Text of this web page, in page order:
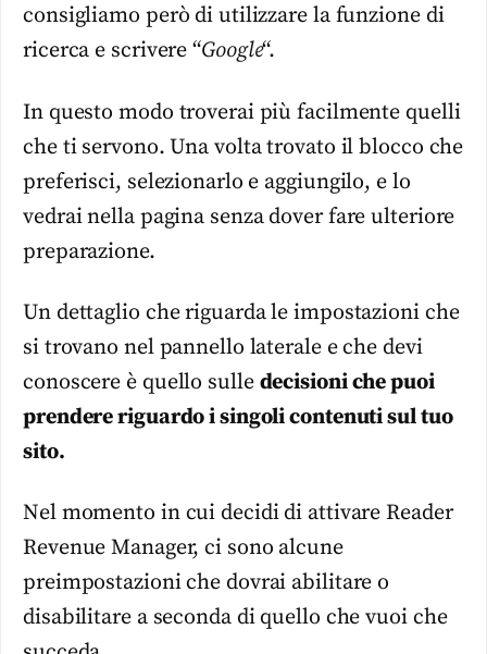
consigliamo però di utilizzare la funzione di
ricerca e scrivere “Google“.
In questo modo troverai più facilmente quelli
che ti servono. Una volta trovato il blocco che
preferisci, selezionarlo e aggiungilo, e lo
vedrai nella pagina senza dover fare ulteriore
preparazione.
Un dettaglio che riguarda le impostazioni che
si trovano nel pannello laterale e che devi
conoscere è quello sulle decisioni che puoi
prendere riguardo i singoli contenuti sul tuo
sito.
Nel momento in cui decidi di attivare Reader
Revenue Manager, ci sono alcune
preimpostazioni che dovrai abilitare o
disabilitare a seconda di quello che vuoi che